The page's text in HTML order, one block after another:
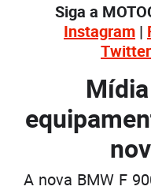
Siga a
Instagram |
Twitter
A nova BMW F